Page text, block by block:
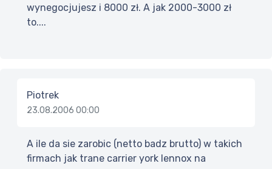
wynegocjujesz i 8000 zł. A jak 2000-3000 zł
to....
Piotrek
23.08.2006 00:00
A ile da sie zarobic (netto badz brutto) w takich
firmach jak trane carrier york lennox na